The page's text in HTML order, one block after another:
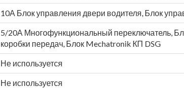
10А Блок управления двери водителя, Блок
5/20А Многофункциональный переключатель,
коробки передач, Блок Mechatronik КП DSG
Не используется
Не используется